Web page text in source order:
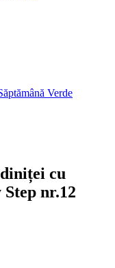
Verde
cu
nr.12